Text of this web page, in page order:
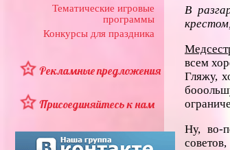
Тематические игровые
программы
Конкурсы для праздника
Рекламные предложения
Присоединяйтесь к нам
В
всем
Гляжу,
Ну, во-